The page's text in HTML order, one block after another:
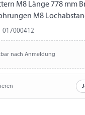
Länge 778 mm Breite 119 mm
M8
017000412
nach Anmeldung